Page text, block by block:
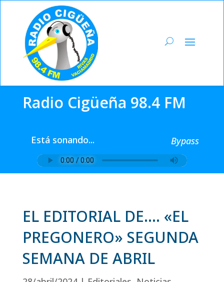
Radio Cigüeña 98.4 FM
Está sonando... Bypass
EL EDITORIAL DE…. «EL
PREGONERO» SEGUNDA
SEMANA DE ABRIL